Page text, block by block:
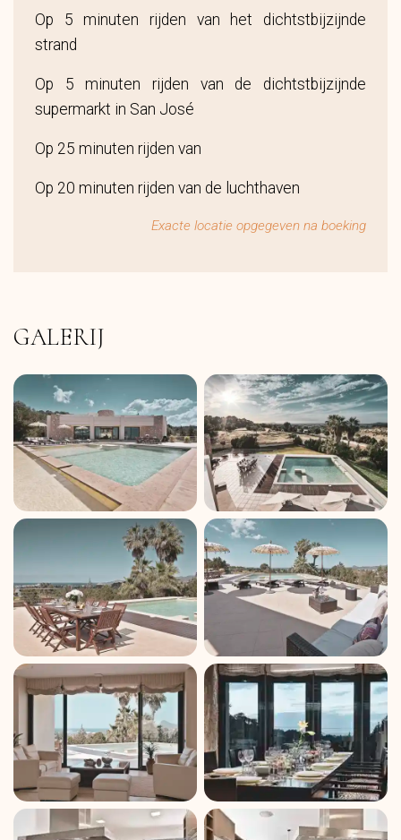
Op 5 minuten rijden van het dichtstbijzijnde
strand
Op 5 minuten rijden van de dichtstbijzijnde
supermarkt in San José
Op 25 minuten rijden van
Op 20 minuten rijden van de luchthaven
Exacte locatie opgegeven na boeking
GALERIJ